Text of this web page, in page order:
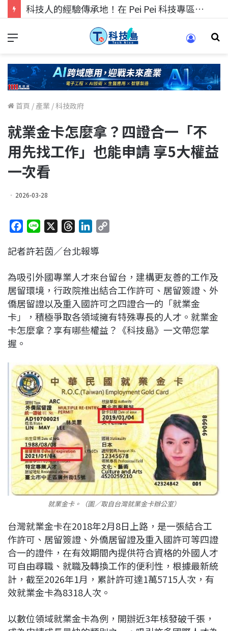
科技人的經驗傳承地！在 Pei Pei 科技專區，與學弟妹交流最硬核的技術
首頁 / 產業 /科技政府
就業金卡怎麼拿？四證合一「不
用先找工作」也能申請 享5大權益
一次看
2026-03-28
c
b
o
o
n
r
a
d
s
n
e
d
I
n
L
i
n
k
記者許若茵／台北報導
為吸引外國專業人才來台留台，建構更友善的工作及
居留環境，行政院推出結合工作許可、居留簽證、外
僑居留證以及重入國許可之四證合一的「就業金
卡」，積極爭取各領域擁有特殊專長的人才。就業金
卡怎麼拿？享有哪些權益？《科技島》一文帶您掌
握。
就業金卡。（圖／取自台灣就業金卡辦公室）
台灣就業金卡在2018年2月8日上路，是一張結合工
作許可、居留簽證、外僑居留證及重入國許可等四證
合一的證件，在有效期間內提供符合資格的外國人才
可自由尋職、就職及轉換工作的便利性，根據最新統
計，截至2026年1月，累計許可達1萬5715人次，有
效就業金卡為8318人次。
以數位領域就業金卡為例，開辦近3年核發破千張，